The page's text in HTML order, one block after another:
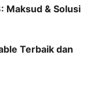
Maksud & Solusi
Terbaik dan